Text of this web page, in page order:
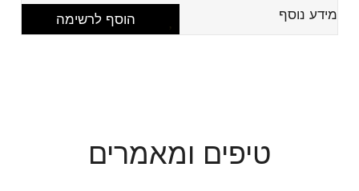
מידע נוסף הוסף לרשימה
טיפים ומאמרים